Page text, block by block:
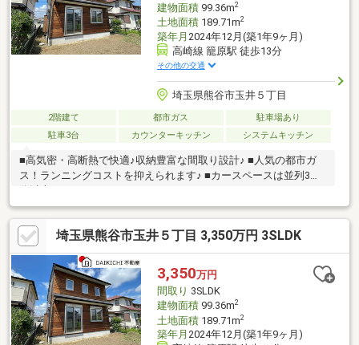
建物面積99.36m2
土地面積189.71m2
築年月 2024年12月(築1年9ヶ月)
高崎線 籠原駅 徒歩13分
その他の交通
埼玉県熊谷市玉井５丁目
2階建て 都市ガス
駐車場あり
駐車3台
カウンターキッチン システムキッチン
■高気密・高断熱で快適♪収納豊富な間取り設計♪ ■人気の都市ガ
ス！ランニングコストを抑えられます♪ ■カースペースは並列3台
分以上！
埼玉県熊谷市玉井５丁目 3,350万円 3SLDK
3,350万円
間取り 3SLDK
建物面積99.36m2
土地面積189.71m2
築年月 2024年12月(築1年9ヶ月)